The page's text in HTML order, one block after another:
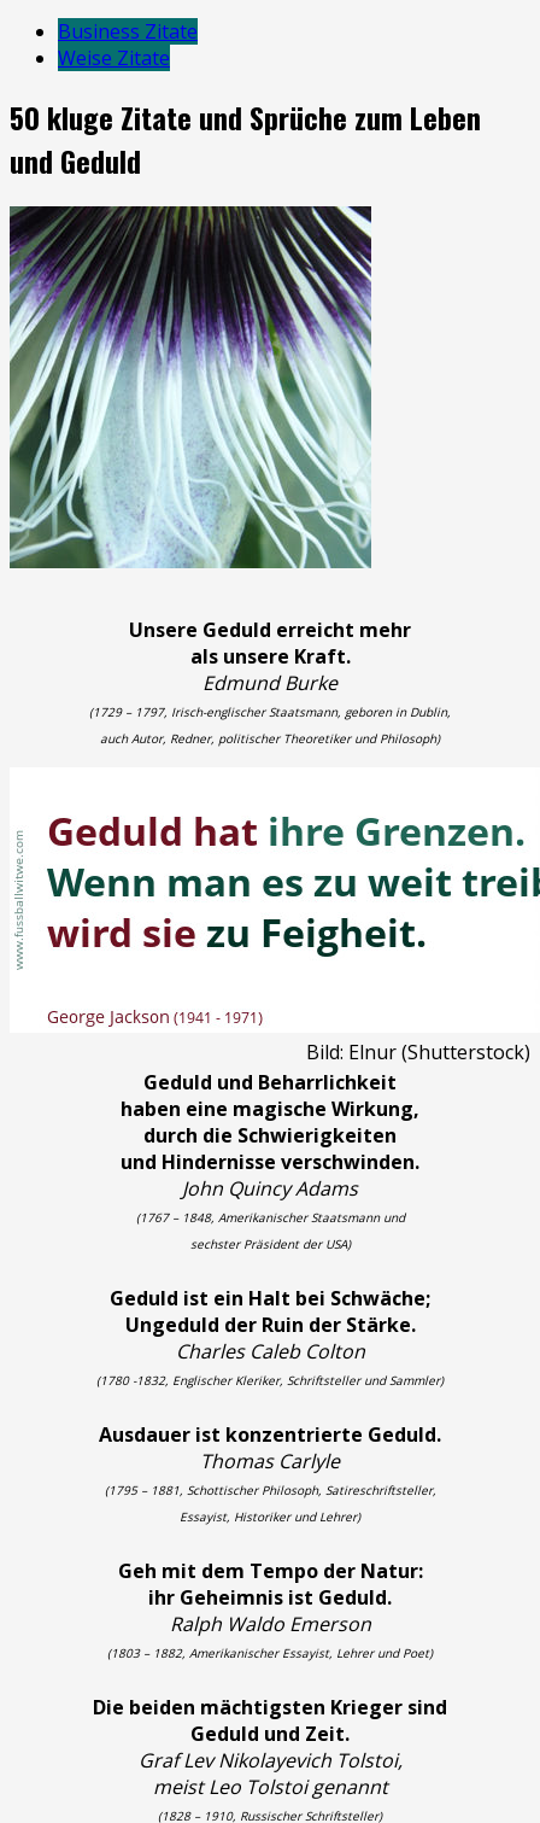
Business Zitate
Weise Zitate
50 kluge Zitate und Sprüche zum Leben
und Geduld
Unsere Geduld erreicht mehr
als unsere Kraft.
Edmund Burke
(1729 – 1797, Irisch-englischer Staatsmann, geboren in Dublin,
auch Autor, Redner, politischer Theoretiker und Philosoph)
Bild: Elnur (Shutterstock)
Geduld und Beharrlichkeit
haben eine magische Wirkung,
durch die Schwierigkeiten
und Hindernisse verschwinden.
John Quincy Adams
(1767 – 1848, Amerikanischer Staatsmann und
sechster Präsident der USA)
Geduld ist ein Halt bei Schwäche;
Ungeduld der Ruin der Stärke.
Charles Caleb Colton
(1780 -1832, Englischer Kleriker, Schriftsteller und Sammler)
Ausdauer ist konzentrierte Geduld.
Thomas Carlyle
(1795 – 1881, Schottischer Philosoph, Satireschriftsteller,
Essayist, Historiker und Lehrer)
Geh mit dem Tempo der Natur:
ihr Geheimnis ist Geduld.
Ralph Waldo Emerson
(1803 – 1882, Amerikanischer Essayist, Lehrer und Poet)
Die beiden mächtigsten Krieger sind
Geduld und Zeit.
Graf Lev Nikolayevich Tolstoi,
meist Leo Tolstoi genannt
(1828 – 1910, Russischer Schriftsteller)